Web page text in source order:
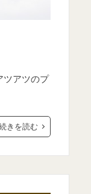
ツアツのプ
きを読む